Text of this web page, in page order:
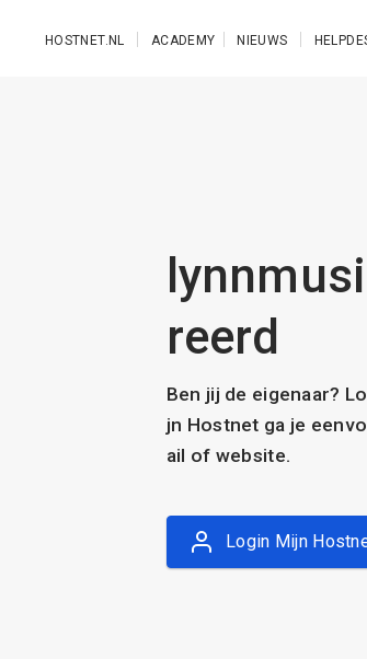
HOSTNET.NL ACADEMY NIEUWS
reerd
Ben jij de eigenaar?
jn Hostnet ga je
ail of website.
Login Mijn